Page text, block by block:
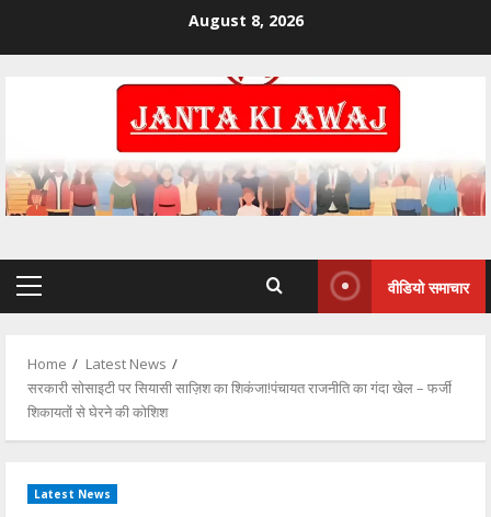
August 8, 2026
वीडियो समाचार
Home
Latest News
सरकारी सोसाइटी पर सियासी साज़िश का शिकंजा!पंचायत राजनीति का गंदा खेल – फर्जी
शिकायतों से घेरने की कोशिश
Latest News